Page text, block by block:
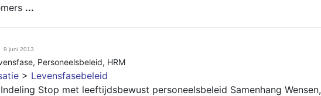
...
9 juni 2013
, Personeelsbeleid, HRM
> Levensfasebeleid
Stop met leeftijdsbewust personeelsbeleid Samenhang Wensen,